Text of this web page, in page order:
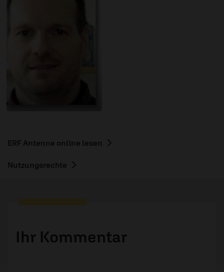
ERF Antenne online lesen
Nutzungsrechte
Ihr Kommentar